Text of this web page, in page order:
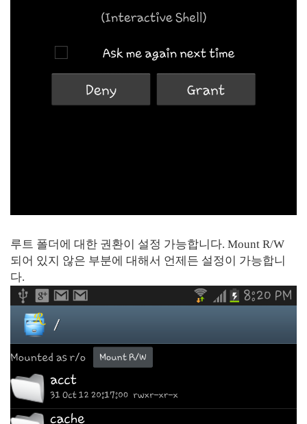
루트 폴더에 대한 권환이 설정 가능합니다. Mount R/W
되어 있지 않은 부분에 대해서 언제든 설정이 가능합니
다.